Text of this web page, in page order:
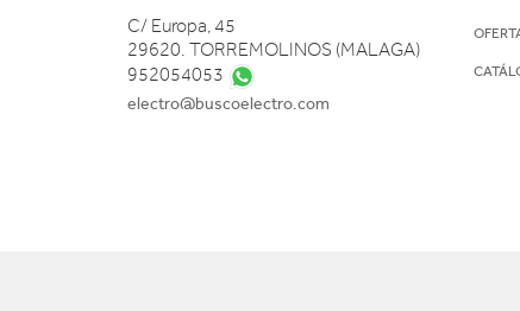
C/ Europa, 45
29620. TORREMOLINOS (MALAGA)
952054053
electro@buscoelectro.com